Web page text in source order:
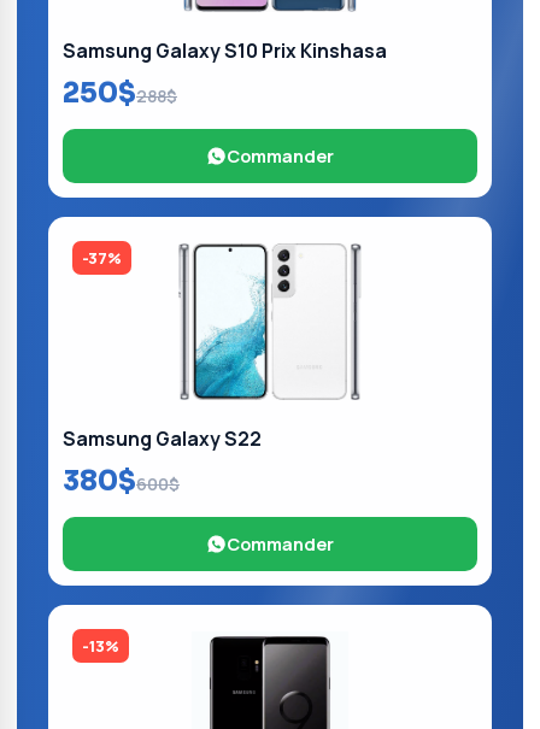
Samsung Galaxy S10 Prix Kinshasa
250$288$
Commander
-37%
Samsung Galaxy S22
380$600$
Commander
-13%